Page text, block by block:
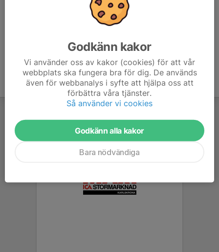
Godkänn kakor
Vi använder oss av kakor (cookies) för att vår
webbplats ska fungera bra för dig. De används
även för webbanalys i syfte att hjälpa oss att
förbättra våra tjänster.
Så använder vi cookies
Godkänn alla kakor
Bara nödvändiga